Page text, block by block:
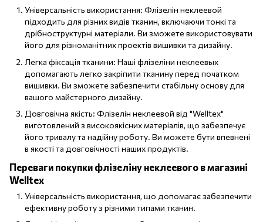
Універсальність використання: Флізелін неклеевой
підходить для різних видів тканин, включаючи тонкі та
дрібноструктурні матеріали. Ви зможете використовувати
його для різноманітних проектів вишивки та дизайну.
Легка фіксація тканини: Наші флізеліни неклеевых
допомагають легко закріпити тканину перед початком
вишивки. Ви зможете забезпечити стабільну основу для
вашого майстерного дизайну.
Довговічна якість: Флізелін неклеевой від "Welltex"
виготовлений з високоякісних матеріалів, що забезпечує
його тривалу та надійну роботу. Ви можете бути впевнені
в якості та довговічності наших продуктів.
Переваги покупки флізеліну неклеевого в магазині
Welltex
Універсальність використання, що допомагає забезпечити
ефективну роботу з різними типами тканин.